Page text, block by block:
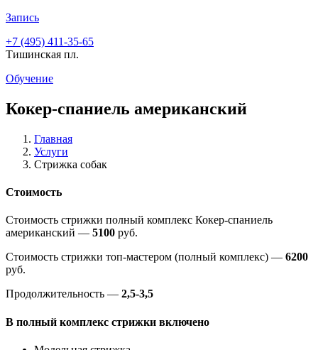
Запись
+7 (495) 411-35-65
Тишинская пл.
Обучение
Кокер-спаниель американский
Главная
Услуги
Стрижка собак
Стоимость
Стоимость стрижки полный комплекс Кокер-спаниель
американский — 5100 руб.
Стоимость стрижки топ-мастером (полный комплекс) — 6200
руб.
Продолжительность — 2,5-3,5
В полный комплекс стрижки включено